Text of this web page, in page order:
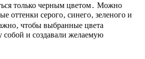
только черным цветом․ Можно
оттенки серого‚ синего‚ зеленого и
чтобы выбранные цвета
и создавали желаемую